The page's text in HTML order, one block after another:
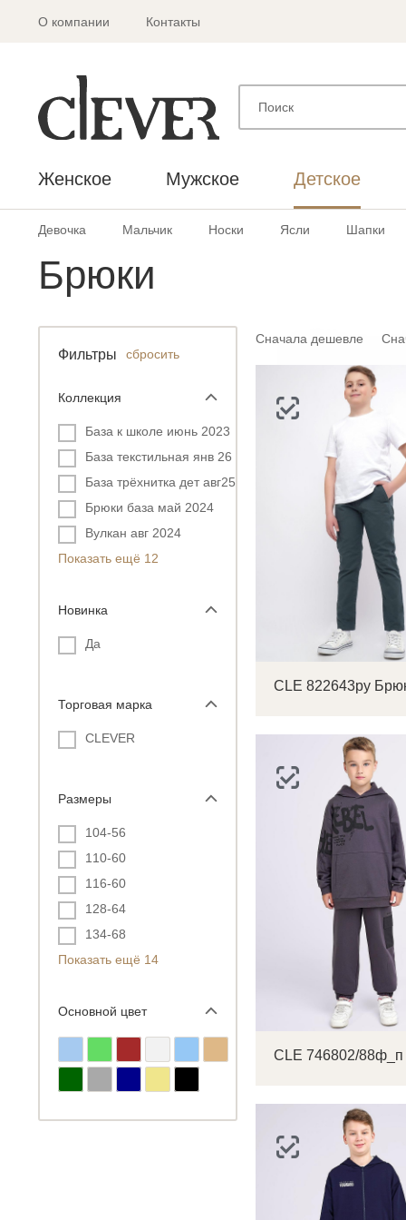
О компании Контакты
Женское Мужское Детское
Девочка Мальчик Носки Ясли Шапки
Брюки
Фильтры сбросить
Коллекция
База к школе июнь 2023
База текстильная янв 26 д
База трёхнитка дет авг25
Брюки база май 2024
Вулкан авг 2024
Показать ещё 12
Новинка
Да
Торговая марка
CLEVER
Размеры
104-56
110-60
116-60
128-64
134-68
Показать ещё 14
Основной цвет
Сначала дешевле